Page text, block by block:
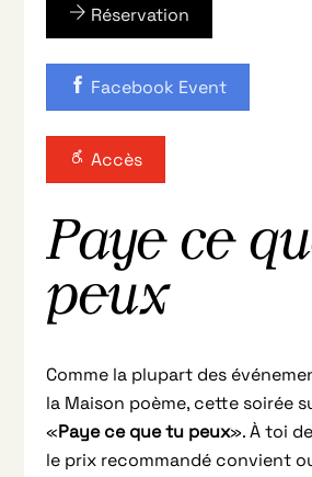
Réservation
Facebook Event
Accès
Paye ce
peux
Comme la plupart des
la Maison poème, cette soirée
«Paye ce que tu peux». À toi
le prix recommandé convient